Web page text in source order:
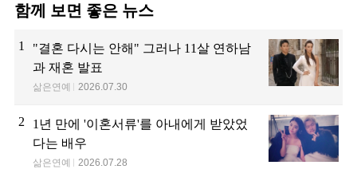
함께 보면 좋은 뉴스
1
"결혼 다시는 안해" 그러나 11살 연하남
과 재혼 발표
삶은연예 2026.07.30
2
1년 만에 '이혼서류'를 아내에게 받았었
다는 배우
삶은연예 2026.07.28